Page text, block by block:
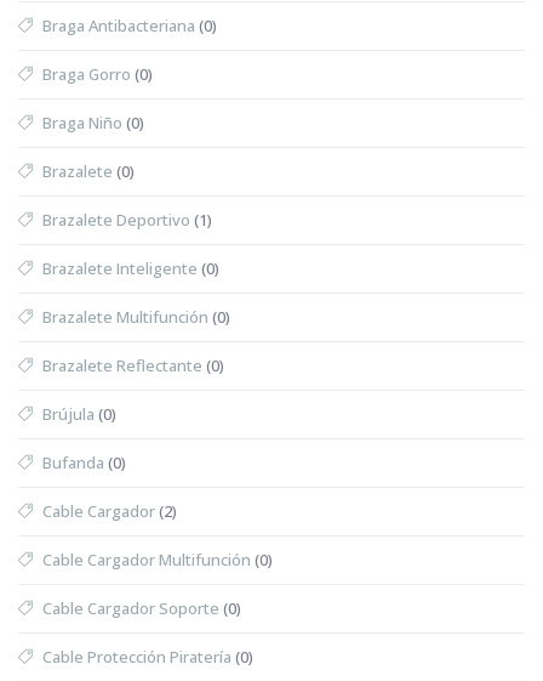
Braga Antibacteriana (0)
Braga Gorro (0)
Braga Niño (0)
Brazalete (0)
Brazalete Deportivo (1)
Brazalete Inteligente (0)
Brazalete Multifunción (0)
Brazalete Reflectante (0)
Brújula (0)
Bufanda (0)
Cable Cargador(2)
Cable Cargador Multifunción (0)
Cable Cargador Soporte (0)
Cable Protección Piratería (0)